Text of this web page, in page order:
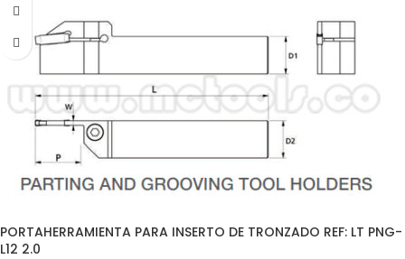
PORTAHERRAMIENTA PARA INSERTO DE TRONZADO REF: LT PNG-
L12 2.0